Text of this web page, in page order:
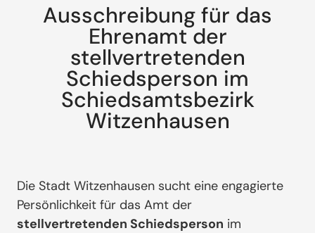
Ausschreibung für das
Ehrenamt der
stellvertretenden
Schiedsperson im
Schiedsamtsbezirk
Witzenhausen
Die Stadt Witzenhausen sucht eine engagierte
Persönlichkeit für das Amt der
stellvertretenden Schiedsperson im